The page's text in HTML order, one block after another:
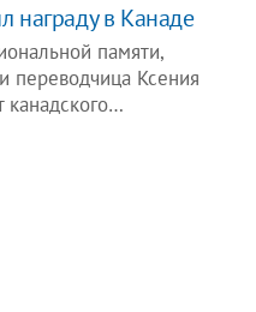
награду в Канаде
памяти,
переводчица Ксения
канадского…